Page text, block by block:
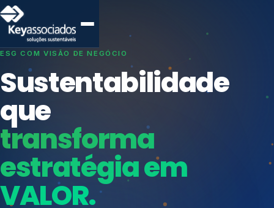
SISTEMAS DE GESTÃO OTIMIZADOS E INTEGRADOS
Conformidade que
protege seu
negócio.
Consultoria, auditoria e treinamentos em ISO 27001,
ISO 27701, ISO 42001, ISO 37001, ISO 9001, ISO
Índices de Mercado
Mudanças Climáticas
Reputação e Cadeia
Reporte Regulatório